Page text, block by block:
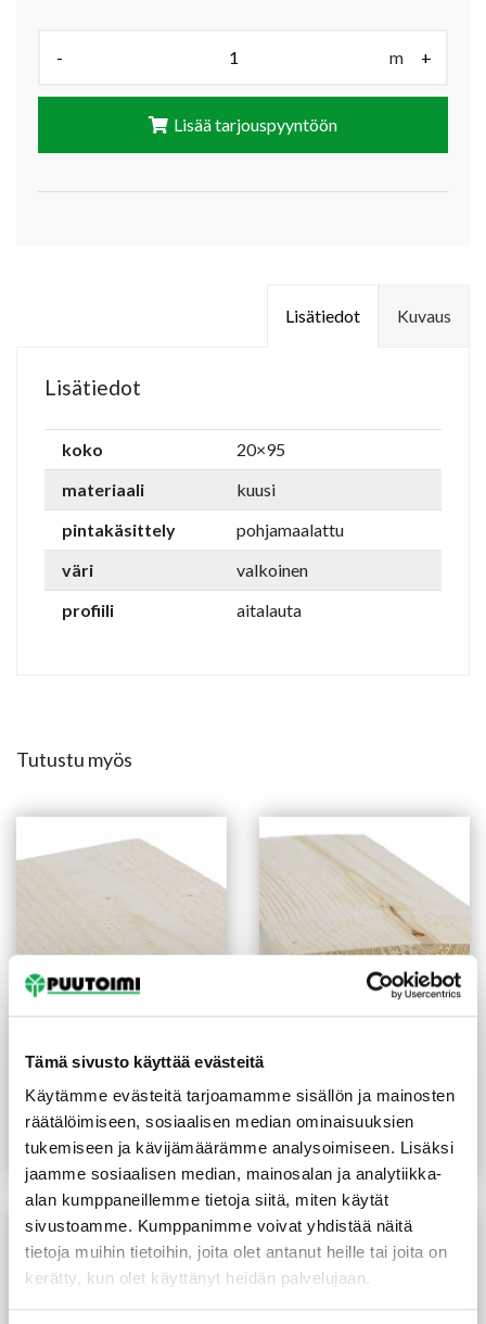
Tämä sivusto käyttää evästeitä
Käytämme evästeitä tarjoamamme sisällön ja mainosten
räätälöimiseen, sosiaalisen median ominaisuuksien
tukemiseen ja kävijämäärämme analysoimiseen. Lisäksi
jaamme sosiaalisen median, mainosalan ja analytiikka-
alan kumppaneillemme tietoja siitä, miten käytät
sivustoamme. Kumppanimme voivat yhdistää näitä
tietoja muihin tietoihin, joita olet antanut heille tai joita on
kerätty, kun olet käyttänyt heidän palvelujaan.
- m +
Lisää tarjouspyyntöön
Kuvaus
Lisätiedot
Lisätiedot
koko
20×95
materiaali
kuusi
pintakäsittely
pohjamaalattu
väri
valkoinen
profiili
aitalauta
Tutustu myös
Ulkoverhouspaneeli UYL
käsittelemätön
2,20€/m(20,37 €/m²)
Lue lisää
1,70€/m
Lue lisää